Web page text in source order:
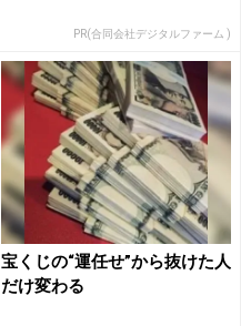
PR(合同会社デジタルファーム )
宝くじの“運任せ”から抜けた人
だけ変わる